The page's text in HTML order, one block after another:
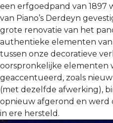
een erfgoedpand van 1897
van Piano’s Derdeyn
grote renovatie van het
authentieke elementen
tussen onze decoratieve
oorspronkelijke elementen
geaccentueerd, zoals
(met dezelfde afwerking),
opnieuw afgerond en werd
in ere hersteld.